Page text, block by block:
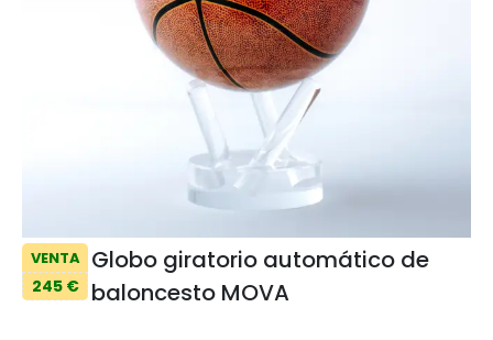
VENTA
245 €
Globo giratorio automático de
baloncesto MOVA